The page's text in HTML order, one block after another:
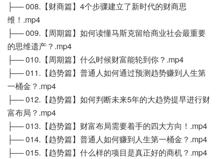
├── 008.【财商篇】4个步骤建立了新时代的财商思
维！.mp4
├── 009.【周期篇】如何读懂马斯克留给商业社会最重要
的思维遗产？.mp4
├── 010.【周期篇】什么时候财富能轮到你？.mp4
├── 011.【趋势篇】普通人如何通过预测趋势赚到人生第
一桶金？.mp4
├── 012.【趋势篇】如何判断未来5年的大趋势提早进行财
富布局？.mp4
├── 013.【趋势篇】财富布局需要着手的四大方向！.mp4
├── 014.【趋势篇】普通人如何赚到人生第一桶金？.mp4
├── 015.【趋势篇】什么样的项目是真正好的商机？.mp4